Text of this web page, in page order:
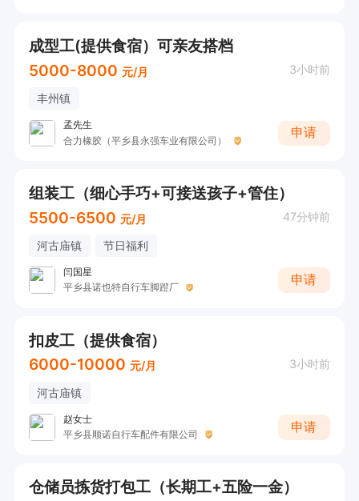
成型工(提供食宿）可亲友搭档
5000-8000 元/月 3小时前
丰州镇
孟先生
合力橡胶（平乡县永强车业有限公司）
申请
组装工（细心手巧+可接送孩子+管住）
5500-6500 元/月 47分钟前
河古庙镇 节日福利
闫国星
平乡县诺也特自行车脚蹬厂
申请
扣皮工（提供食宿）
6000-10000 元/月 3小时前
河古庙镇
赵女士
平乡县顺诺自行车配件有限公司
申请
仓储员拣货打包工（长期工+五险一金）